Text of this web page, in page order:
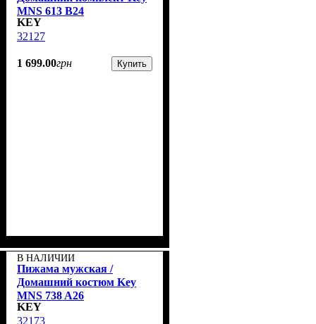
MNS 613 B24
KEY
32127
1 699.00грн Купить
В НАЛИЧИИ
Пижама мужская /
Домашний костюм Key
MNS 738 A26
KEY
32173